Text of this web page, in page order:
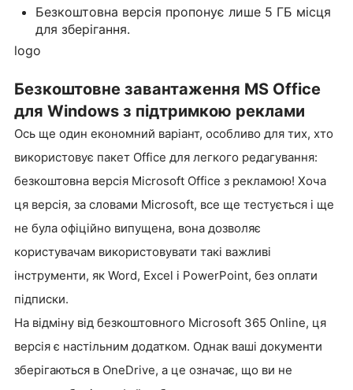
Безкоштовна версія пропонує лише 5 ГБ місця
для зберігання.
logo
Безкоштовне завантаження MS Office
для Windows з підтримкою реклами
Ось ще один економний варіант, особливо для тих, хто
використовує пакет Office для легкого редагування:
безкоштовна версія Microsoft Office з рекламою! Хоча
ця версія, за словами Microsoft, все ще тестується і ще
не була офіційно випущена, вона дозволяє
користувачам використовувати такі важливі
інструменти, як Word, Excel і PowerPoint, без оплати
підписки.
На відміну від безкоштовного Microsoft 365 Online, ця
версія є настільним додатком. Однак ваші документи
зберігаються в OneDrive, а це означає, що ви не